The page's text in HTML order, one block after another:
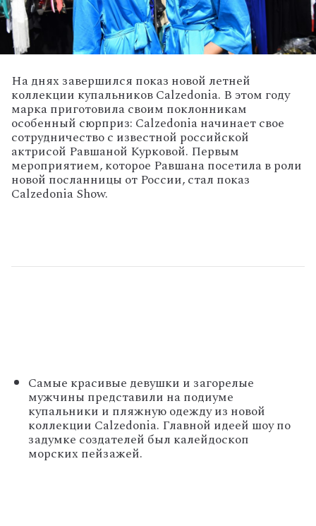
На днях завершился показ новой летней
коллекции купальников Calzedonia. В этом году
марка приготовила своим поклонникам
особенный сюрприз: Calzedonia начинает свое
сотрудничество с известной российской
актрисой Равшаной Курковой. Первым
мероприятием, которое Равшана посетила в роли
новой посланницы от России, стал показ
Calzedonia Show.
Самые красивые девушки и загорелые
мужчины представили на подиуме
купальники и пляжную одежду из новой
коллекции Calzedonia. Главной идеей шоу по
задумке создателей был калейдоскоп
морских пейзажей.